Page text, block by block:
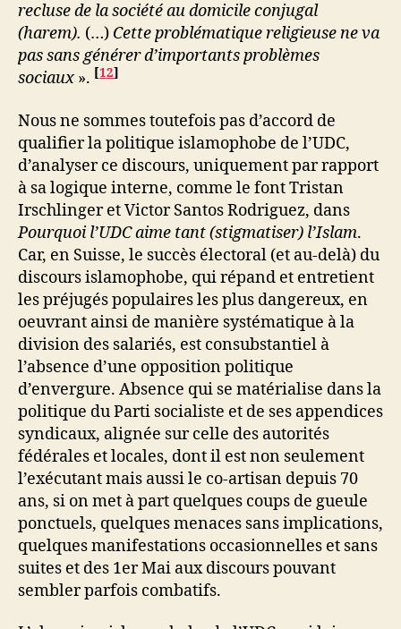
recluse de la société au domicile conjugal
(harem). (…) Cette problématique religieuse ne va
pas sans générer d’importants problèmes
sociaux ». [12]
Nous ne sommes toutefois pas d’accord de
qualifier la politique islamophobe de l’UDC,
d’analyser ce discours, uniquement par rapport
à sa logique interne, comme le font Tristan
Irschlinger et Victor Santos Rodriguez, dans
Pourquoi l’UDC aime tant (stigmatiser) l’Islam.
Car, en Suisse, le succès électoral (et au-delà) du
discours islamophobe, qui répand et entretient
les préjugés populaires les plus dangereux, en
oeuvrant ainsi de manière systématique à la
division des salariés, est consubstantiel à
l’absence d’une opposition politique
d’envergure. Absence qui se matérialise dans la
politique du Parti socialiste et de ses appendices
syndicaux, alignée sur celle des autorités
fédérales et locales, dont il est non seulement
l’exécutant mais aussi le co-artisan depuis 70
ans, si on met à part quelques coups de gueule
ponctuels, quelques menaces sans implications,
quelques manifestations occasionnelles et sans
suites et des 1er Mai aux discours pouvant
sembler parfois combatifs.